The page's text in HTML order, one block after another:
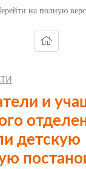
на полную
и
детскую